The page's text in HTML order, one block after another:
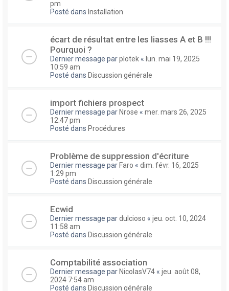
pm
Posté dans Installation
écart de résultat entre les liasses A et B !!!
Pourquoi ?
Dernier message parplotek « lun. mai 19, 2025
10:59 am
Posté dans Discussion générale
import fichiers prospect
Dernier message par Nrose « mer. mars 26, 2025
12:47 pm
Posté dans Procédures
Problème de suppression d'écriture
Dernier message par Faro « dim. févr. 16, 2025
1:29 pm
Posté dans Discussion générale
Ecwid
Dernier message pardulcioso « jeu. oct. 10, 2024
11:58 am
Posté dans Discussion générale
Comptabilité association
Dernier message par NicolasV74 « jeu. août 08,
2024 7:54 am
Posté dans Discussion générale